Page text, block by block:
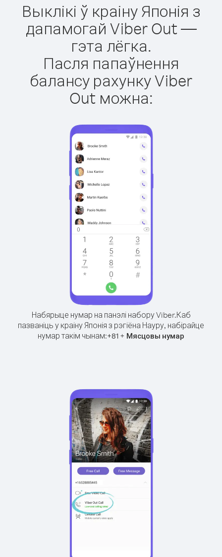
Выклікі ў краіну Японія з
дапамогай Viber Out —
гэта лёгка.
Пасля папаўнення
балансу рахунку Viber
Out можна:
Набярыце нумар на панэлі набору Viber.Каб
пазваніць у краіну Японія з рэгіёна Науру, набірайце
нумар такім чынам:+81 + Мясцовы нумар